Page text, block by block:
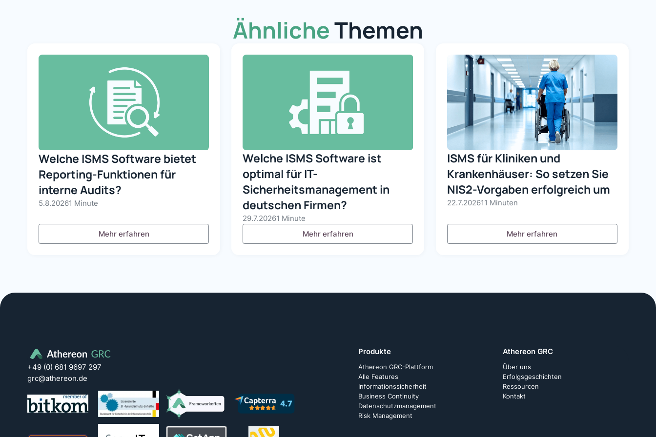
ÄhnlicheThemen
Welche ISMS Software bietet
Reporting-Funktionen für
interne Audits?
5.8.20261 Minute
Mehr erfahren
Welche ISMS Software ist
optimal für IT-
Sicherheitsmanagement in
deutschen Firmen?
29.7.20261 Minute
Mehr erfahren
ISMS für Kliniken und
Krankenhäuser: So setzen Sie
NIS2-Vorgaben erfolgreich um
22.7.202611 Minuten
Mehr erfahren
+49 (0) 681 9697 297
grc@athereon.de
Produkte
Athereon GRC-Plattform
Alle Features
Informationssicherheit
Business Continuity
Datenschutzmanagement
Risk Management
Athereon GRC
Über uns
Erfolgsgeschichten
Ressourcen
Kontakt